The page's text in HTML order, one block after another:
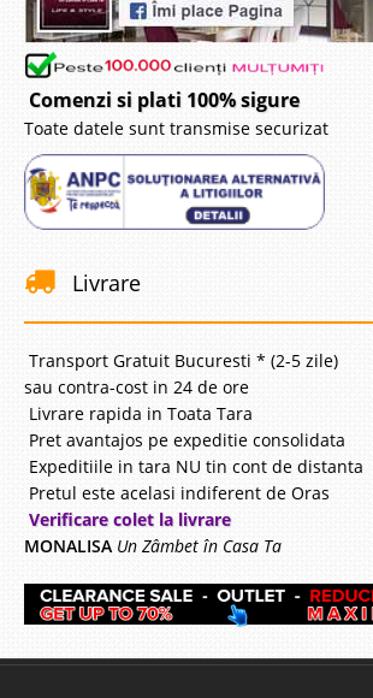
Comenzi si plati 100% sigure
Toate datele sunt transmise securizat
Livrare
Transport Gratuit Bucuresti * (2-5 zile)
sau contra-cost in 24 de ore
Livrare rapida in Toata Tara
Pret avantajos pe expeditie consolidata
Expeditiile in tara NU tin cont de distanta
Pretul este acelasi indiferent de Oras
Verificare colet la livrare
MONALISA Un Zâmbet în Casa Ta